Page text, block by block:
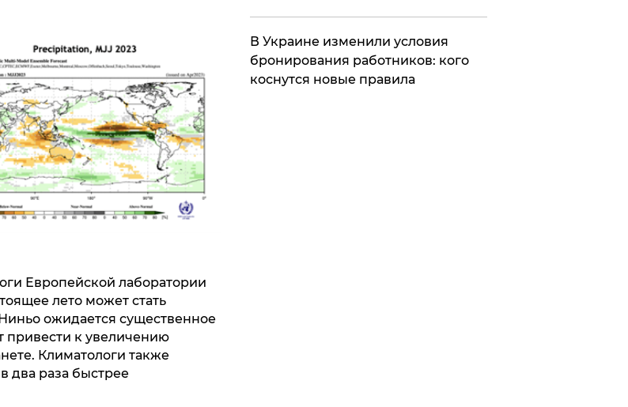
Европейской лаборатории
лето может стать
ожидается существенное
привести к увеличению
Климатологи также
два раза быстрее
В Украине изменили условия
бронирования работников: кого
коснутся новые правила